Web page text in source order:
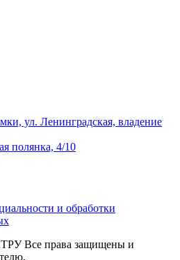
ул. Ленинградская, владение
полянка, 4/10
и обработки
Все права защищены и